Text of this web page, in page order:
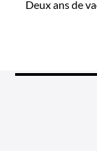
Deux ans de